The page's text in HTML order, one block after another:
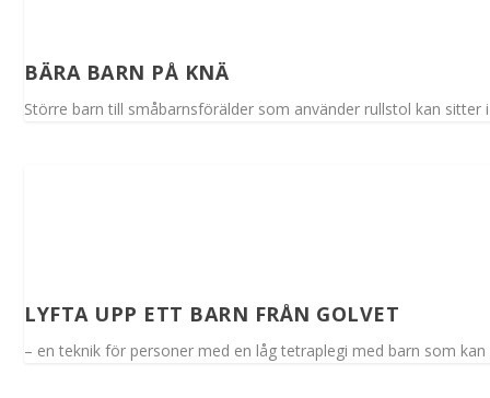
BÄRA BARN PÅ KNÄ
Större barn till småbarnsförälder som använder rullstol kan sitter
LYFTA UPP ETT BARN FRÅN GOLVET
– en teknik för personer med en låg tetraplegi med barn som kan